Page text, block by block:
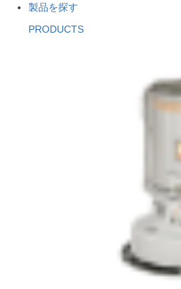
製品を探す
PRODUCTS